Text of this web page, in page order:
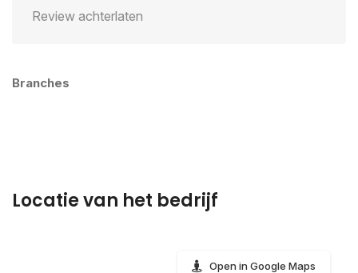
Review achterlaten
Branches
Locatie van het bedrijf
Open in Google Maps